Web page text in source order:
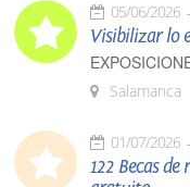
05/06/2026
Visibilizar lo
Salamanca
01/07/2026
122 Becas